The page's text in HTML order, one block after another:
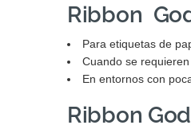
Ribbon
Para etiquetas de
Cuando se
En entornos con
Ribbon